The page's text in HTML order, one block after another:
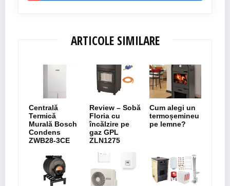
ARTICOLE SIMILARE
Centrală
Termică
Murală Bosch
Condens
ZWB28-3CE
Review – Sobă
Floria cu
încălzire pe
gaz GPL
ZLN1275
Cum alegi un
termoșemineu
pe lemne?